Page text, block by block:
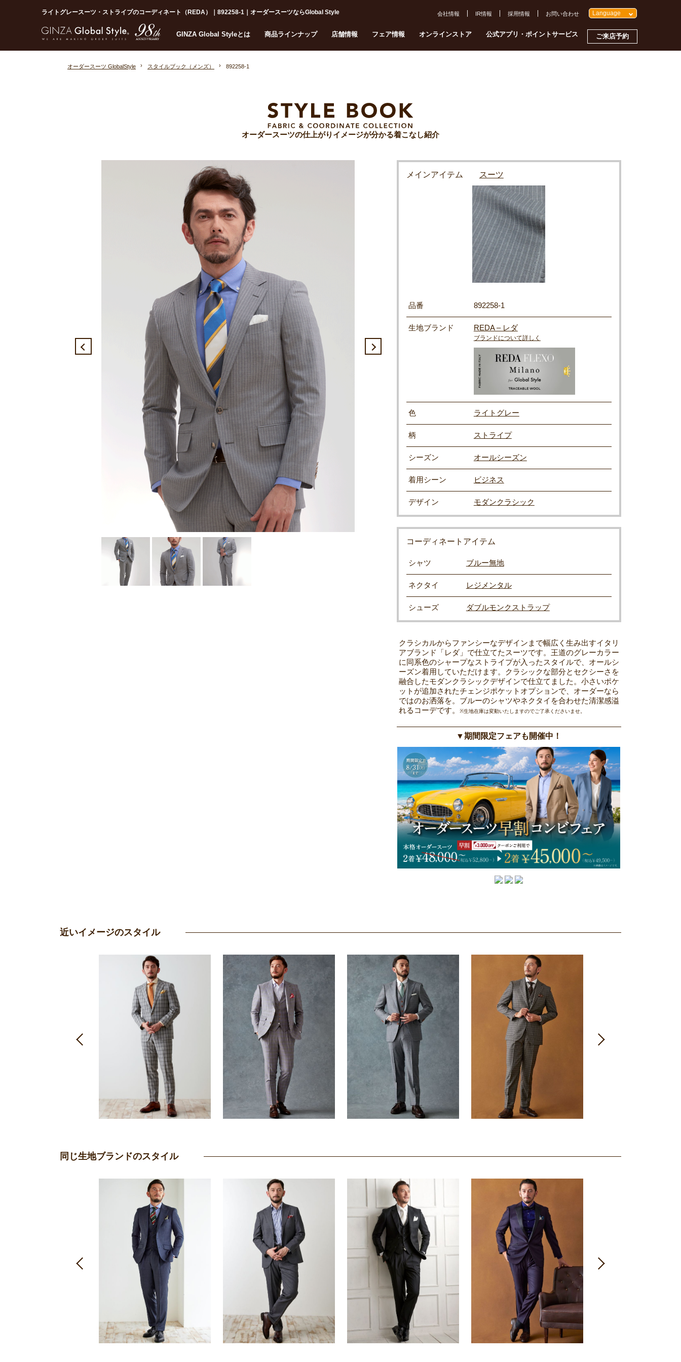
ライトグレースーツ・ストライプのコーディネート（REDA）｜892258-1｜オーダースーツならGlobal Style
GINZA Global Styleとは 商品ラインナップ 店舗情報 フェア情報 オンラインストア 公式アプリ・ポイントサービス ご来店予約
会社情報 IR情報 採用情報 お問い合わせ Language
オーダースーツ GlobalStyle スタイルブック（メンズ） 892258-1
オーダースーツの仕上がりイメージが分かる着こなし紹介
メインアイテム スーツ
品番 892258-1
生地ブランド REDA – レダ
ブランドについて詳しく
色 ライトグレー
柄 ストライプ
シーズン オールシーズン
着用シーン ビジネス
デザイン モダンクラシック
コーディネートアイテム
シャツ ブルー無地
ネクタイ レジメンタル
シューズ ダブルモンクストラップ
クラシカルからファンシーなデザインまで幅広く生み出すイタリ
アブランド「レダ」で仕立てたスーツです。王道のグレーカラー
に同系色のシャープなストライプが入ったスタイルで、オールシ
ーズン着用していただけます。クラシックな部分とセクシーさを
融合したモダンクラシックデザインで仕立てました。小さいポケ
ットが追加されたチェンジポケットオプションで、オーダーなら
ではのお洒落を。ブルーのシャツやネクタイを合わせた清潔感溢
れるコーデです。
※生地在庫は変動いたしますのでご了承くださいませ。
▼期間限定フェアも開催中！
近いイメージのスタイル
同じ生地ブランドのスタイル